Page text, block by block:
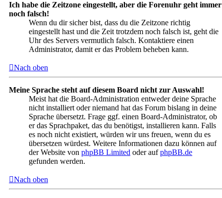
Ich habe die Zeitzone eingestellt, aber die Forenuhr geht immer
noch falsch!
Wenn du dir sicher bist, dass du die Zeitzone richtig
eingestellt hast und die Zeit trotzdem noch falsch ist, geht die
Uhr des Servers vermutlich falsch. Kontaktiere einen
Administrator, damit er das Problem beheben kann.
Nach oben
Meine Sprache steht auf diesem Board nicht zur Auswahl!
Meist hat die Board-Administration entweder deine Sprache
nicht installiert oder niemand hat das Forum bislang in deine
Sprache übersetzt. Frage ggf. einen Board-Administrator, ob
er das Sprachpaket, das du benötigst, installieren kann. Falls
es noch nicht existiert, würden wir uns freuen, wenn du es
übersetzen würdest. Weitere Informationen dazu können auf
der Website von phpBB Limited oder aufphpBB.de
gefunden werden.
Nach oben